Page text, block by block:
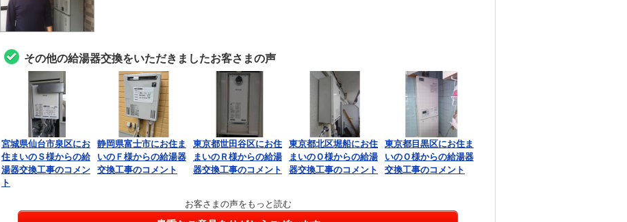
その他の給湯器交換をいただきましたお客さまの声
宮城県仙台市泉区にお
住まいのＳ様からの給
湯器交換工事のコメン
ト
静岡県富士市にお住ま
いのＦ様からの給湯器
交換工事のコメント
東京都世田谷区にお住
まいのＲ様からの給湯
器交換工事のコメント
東京都北区堀船にお住
まいのＯ様からの給湯
器交換工事のコメント
東京都目黒区にお住ま
いのＯ様からの給湯器
交換工事のコメント
お客さまの声をもっと読む